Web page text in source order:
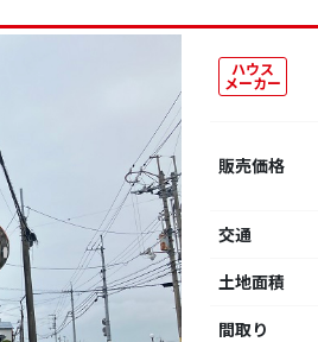
ハウス
メーカー
販売価格
交通
土地面積
間取り